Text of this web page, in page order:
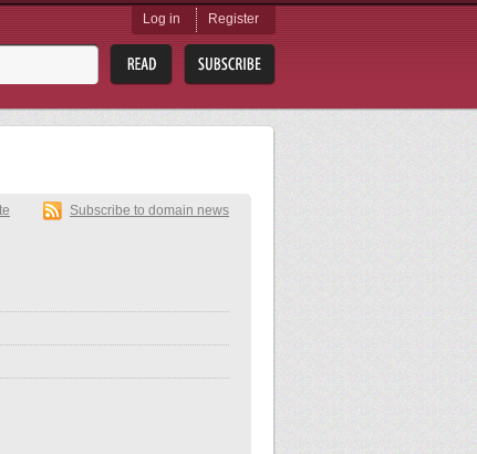
Log in Register
Subscribe to domain news